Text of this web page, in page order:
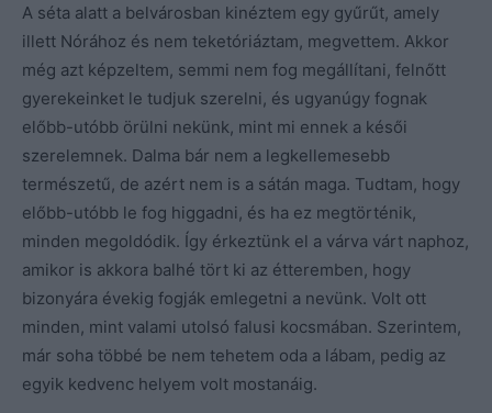
A séta alatt a belvárosban kinéztem egy gyűrűt, amely
illett Nórához és nem teketóriáztam, megvettem. Akkor
még azt képzeltem, semmi nem fog megállítani, felnőtt
gyerekeinket le tudjuk szerelni, és ugyanúgy fognak
előbb-utóbb örülni nekünk, mint mi ennek a késői
szerelemnek. Dalma bár nem a legkellemesebb
természetű, de azért nem is a sátán maga. Tudtam, hogy
előbb-utóbb le fog higgadni, és ha ez megtörténik,
minden megoldódik. Így érkeztünk el a várva várt naphoz,
amikor is akkora balhé tört ki az étteremben, hogy
bizonyára évekig fogják emlegetni a nevünk. Volt ott
minden, mint valami utolsó falusi kocsmában. Szerintem,
már soha többé be nem tehetem oda a lábam, pedig az
egyik kedvenc helyem volt mostanáig.